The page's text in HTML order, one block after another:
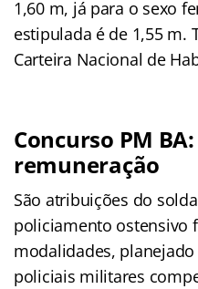
1,60 m, já para o sexo
estipulada é de 1,55 m.
Carteira Nacional de
Concurso PM
remuneração
São atribuições do
policiamento ostensivo
modalidades,
policiais militares